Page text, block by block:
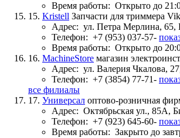
Время работы: Открыто до
15. Kristell Запчасти для триммера
Адрес: ул. Петра Мерлина, 65,
Телефон: +7 (953) 037-57-
Время работы: Открыто до
16. MachineStore магазин
Адрес: ул. Валерия Чкалова,
Телефон: +7 (3854) 77-71-
все филиалы
17. Универсал оптово-розничная
Адрес: Октябрьская ул., 85А,
Телефон: +7 (923) 645-60-
Время работы: Закрыто до